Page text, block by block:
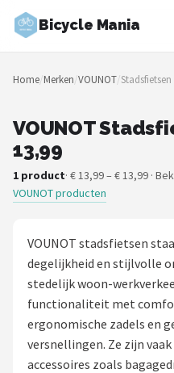
Bicycle Mania
Zoeken
NAVIGATIE
Merken
Blog
Kinderfietsen
Stadsfietsen
Elektrische fietsen
Home/Merken/VOUNOT/Stadsfietsen
VOUNOT
13,99
1 product· € 13,99 – € 13,99 ·
VOUNOT producten
VOUNOT stadsfietsen
degelijkheid en stijlvolle
stedelijk woon-
functionaliteit met
ergonomische zadels en
versnellingen. Ze zijn
accessoires zoals